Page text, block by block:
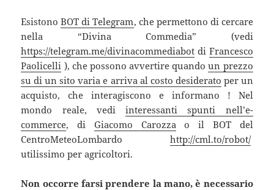
EsistonoBOT di Telegram, che permettono di cercare
nella “Divina Commedia” (vedi
https://telegram.me/divinacommediabot di Francesco
Paolicelli ), che possono avvertire quandoun prezzo
su di un sito varia e arriva al costo desiderato per un
acquisto, che interagiscono e informano ! Nel
mondo reale, vediinteressanti spunti nell’e-
commerce, di Giacomo Carozza o il BOT del
CentroMeteoLombardo http://cml.to/robot/
utilissimo per agricoltori.
Non occorre farsi prendere la mano, è necessario